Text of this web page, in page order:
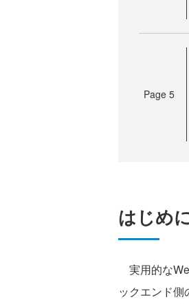
Page 5
はじめ
実用的な
ックエンド